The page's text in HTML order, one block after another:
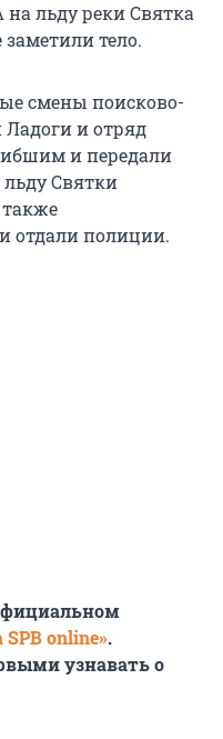
льду реки Святка
тело.
смены поисково-
Ладоги и отряд
и передали
Святки
отдали полиции.
online».
узнавать о